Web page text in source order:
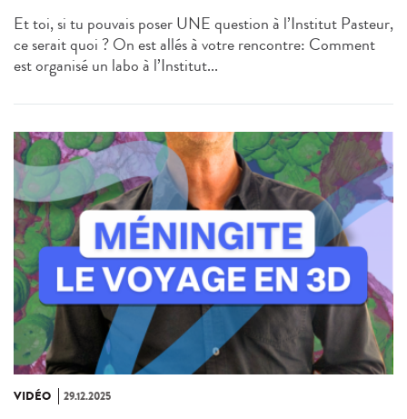
Et toi, si tu pouvais poser UNE question à l’Institut Pasteur,
ce serait quoi ? On est allés à votre rencontre: Comment
est organisé un labo à l’Institut...
VIDÉO 29.12.2025